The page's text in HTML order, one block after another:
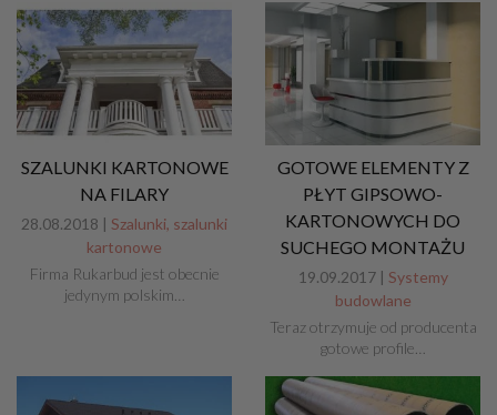
SZALUNKI KARTONOWE
NA FILARY
28.08.2018 | Szalunki, szalunki
kartonowe
Firma Rukarbud jest obecnie
jedynym polskim…
GOTOWE ELEMENTY Z
PŁYT GIPSOWO-
KARTONOWYCH DO
SUCHEGO MONTAŻU
19.09.2017 | Systemy
budowlane
Teraz otrzymuje od producenta
gotowe profile…